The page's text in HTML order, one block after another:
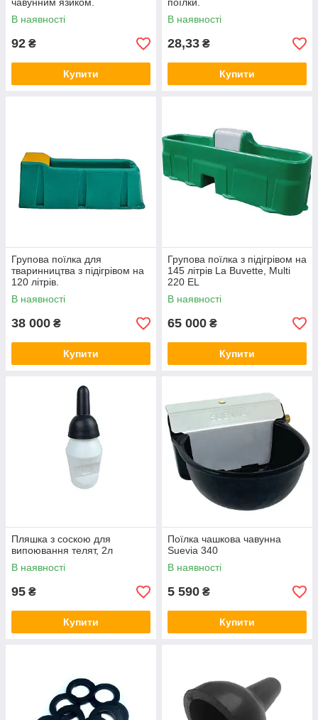
В наявності
92 ₴
Купити
В наявності
28,33 ₴
Купити
Групова поїлка для
тваринництва з підігрівом на
120 літрів.
В наявності
38 000 ₴
Купити
Групова поїлка з підігрівом на
145 літрів La Buvette, Multi
220 EL
В наявності
65 000 ₴
Купити
Пляшка з соскою для
випоювання телят, 2л
В наявності
95 ₴
Купити
Поїлка чашкова чавунна
Suevia 340
В наявності
5 590 ₴
Купити